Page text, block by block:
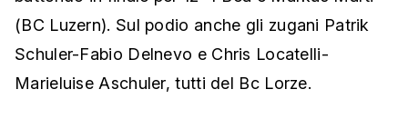
(BC Luzern). Sul podio anche gli zugani Patrik
Schuler-Fabio Delnevo e Chris Locatelli-
Marieluise Aschuler, tutti del Bc Lorze.